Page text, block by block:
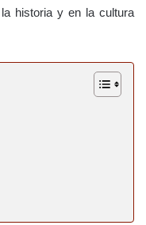
historia y en la cultura